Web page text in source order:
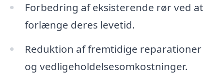
Forbedring af eksisterende rør ved at
forlænge deres levetid.
Reduktion af fremtidige reparationer
og vedligeholdelsesomkostninger.